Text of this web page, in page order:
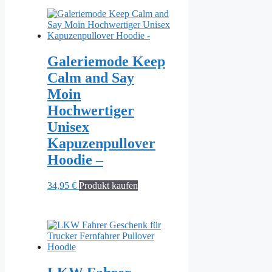
Galeriemode Keep
Calm and Say
Moin
Hochwertiger
Unisex
Kapuzenpullover
Hoodie –
34,95 € Produkt kaufen